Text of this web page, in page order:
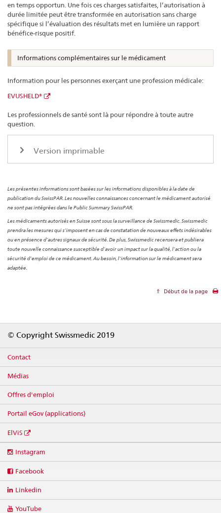
en temps opportun. Une fois ces charges satisfaites, l’autorisation à
durée limitée peut être transformée en autorisation sans charge
spécifique si l’évaluation des résultats met en lumière un rapport
bénéfice-risque positif.
Informations complémentaires sur le médicament
Information pour les personnes exerçant une profession médicale:
EVUSHELD®
Les professionnels de santé sont là pour répondre à toute autre
question.
Version imprimable
Les présentes informations sont basées sur les informations disponibles à la date de
publication du SwissPAR. Les nouvelles connaissances concernant le médicament autorisé
ne sont pas intégrées dans le Public Summary SwissPAR.
Les médicaments autorisés en Suisse sont sous la surveillance de Swissmedic. Swissmedic
prendra les mesures qui s’imposent en cas de constatation de nouveaux effets indésirables
ou en présence d’autres signaux de sécurité. De plus, Swissmedic recensera et publiera
toute nouvelle connaissance susceptible d’avoir un impact sur la qualité, l’action ou la
sécurité d’emploi de ce médicament. Au besoin, l’information sur le médicament sera
adaptée.
Début de la page
© Copyright Swissmedic 2019
Contact
Médias
Offres d'emploi
Portail eGov (applications)
ElViS
media
Instagram
Facebook
Linkedin
YouTube